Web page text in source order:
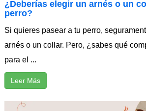
¿Deberías elegir un arnés o un
perro?
Si quieres pasear a tu perro,
arnés o un collar. Pero, ¿sabes qué
para el ...
Leer Más